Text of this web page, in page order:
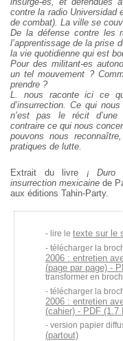
contre la radio Universidad
de combat). La ville se
De la défense contre les
l’apprentissage de la prise
la vie quotidienne qui est
Pour des militant-es
un tel mouvement ?
prendre ?
L. nous raconte ici ce
d’insurrection. Ce qui
n’est pas le récit d’une
contraire ce qui nous
pouvons nous
pratiques de lutte.
Extrait du livre ¡ Duro
insurrection mexicaine de
aux éditions Tahin-Party.
lire le texte sur le
télécharger la
2006 : entretien
(page par page) -
transformer en
télécharger la
2006 : entretien
(cahier) - PDF (1.7
version papier
(partout)